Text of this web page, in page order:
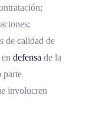
de calidad de
defensa de la
parte
involucren